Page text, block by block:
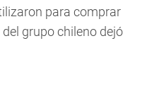
para comprar
grupo chileno dejó